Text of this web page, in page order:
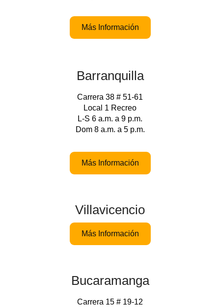
Más Información
Barranquilla
Carrera 38 # 51-61
Local 1 Recreo
L-S 6 a.m. a 9 p.m.
Dom 8 a.m. a 5 p.m.
Más Información
Villavicencio
Más Información
Bucaramanga
Carrera 15 # 19-12